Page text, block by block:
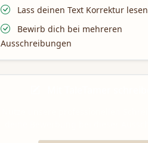
Lass deinen Text Korrektur lesen
Bewirb dich bei mehreren
Ausschreibungen